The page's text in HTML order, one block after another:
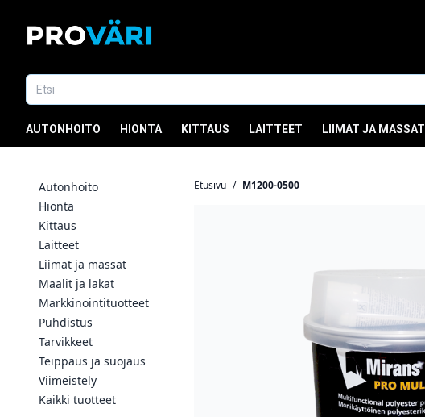
AUTONHOITO HIONTA KITTAUS LAITTEET LIIMAT JA MASSAT
Autonhoito
Hionta
Kittaus
Laitteet
Liimat ja massat
Maalit ja lakat
Markkinointituotteet
Puhdistus
Tarvikkeet
Teippaus ja suojaus
Viimeistely
Kaikki tuotteet
Etusivu / M1200-0500